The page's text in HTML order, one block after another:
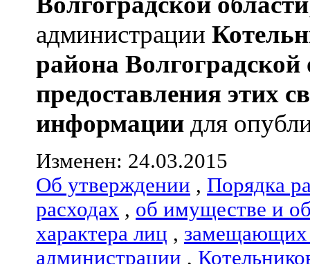
администрации
района Волгоградской
предоставления этих
информации для
Изменен: 24.03.2015
Об утверждении , Порядка
расходах , об имуществе и
характера лиц , замещающих
администрации ,